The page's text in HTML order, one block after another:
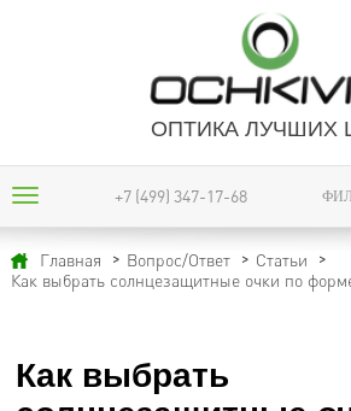
ОПТИКА ЛУЧШИХ
+7 (499) 347-17-68
Главная Вопрос/Ответ
Статьи
Как выбрать солнцезащитные очки по
Как выбрать